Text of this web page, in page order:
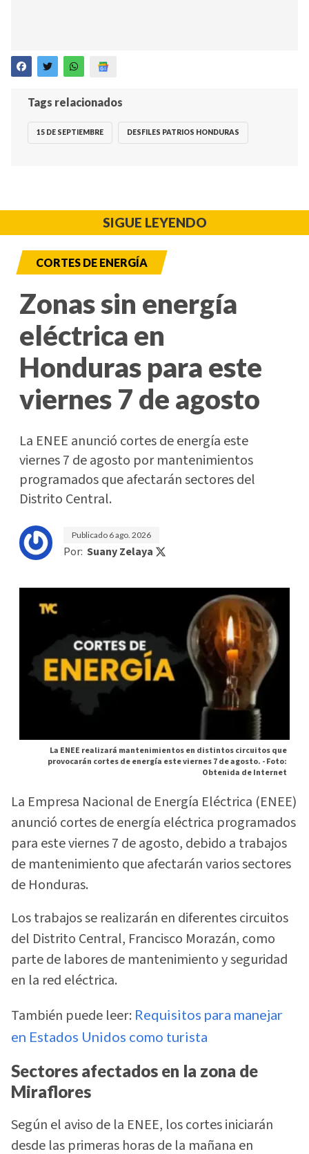
Tags relacionados
15 DE SEPTIEMBRE DESFILES PATRIOS HONDURAS
SIGUE LEYENDO
CORTES DE ENERGÍA
Zonas sin energía
eléctrica en
Honduras para este
viernes 7 de agosto
La ENEE anunció cortes de energía este
viernes 7 de agosto por mantenimientos
programados que afectarán sectores del
Distrito Central.
Publicado 6 ago. 2026
Por: Suany Zelaya
La ENEE realizará mantenimientos en distintos circuitos que
provocarán cortes de energía este viernes 7 de agosto. -Foto:
Obtenida de Internet
La Empresa Nacional de Energía Eléctrica (ENEE)
anunció cortes de energía eléctrica programados
para este viernes 7 de agosto, debido a trabajos
de mantenimiento que afectarán varios sectores
de Honduras.
Los trabajos se realizarán en diferentes circuitos
del Distrito Central, Francisco Morazán, como
parte de labores de mantenimiento y seguridad
en la red eléctrica.
También puede leer: Requisitos para manejar
en Estados Unidos como turista
Sectores afectados en la zona de
Miraflores
Según el aviso de la ENEE, los cortes iniciarán
desde las primeras horas de la mañana en